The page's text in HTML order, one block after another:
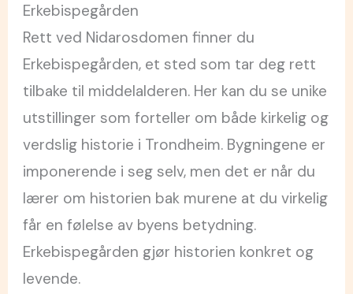
Erkebispegården
Rett ved Nidarosdomen finner du
Erkebispegården, et sted som tar deg rett
tilbake til middelalderen. Her kan du se unike
utstillinger som forteller om både kirkelig og
verdslig historie i Trondheim. Bygningene er
imponerende i seg selv, men det er når du
lærer om historien bak murene at du virkelig
får en følelse av byens betydning.
Erkebispegården gjør historien konkret og
levende.